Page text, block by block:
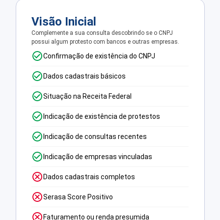
Visão Inicial
Complemente a sua consulta descobrindo se o CNPJ
possui algum protesto com bancos e outras empresas.
Confirmação de existência do CNPJ
Dados cadastrais básicos
Situação na Receita Federal
Indicação de existência de protestos
Indicação de consultas recentes
Indicação de empresas vinculadas
Dados cadastrais completos
Serasa Score Positivo
Faturamento ou renda presumida